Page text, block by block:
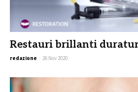
Restauri brillanti
redazione - 26 Nov 2020